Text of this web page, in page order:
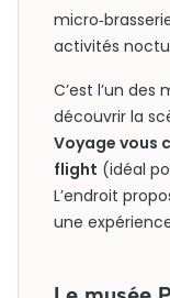
activités
C’est l’un des
découvrir la
Voyage vous
flight (idéal
L’endroit
une